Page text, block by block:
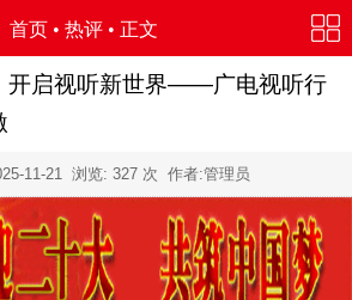
首页 • 热评 • 正文
开启视听新世界——广电视听行
11-21 浏览: 327 次 作者:管理员